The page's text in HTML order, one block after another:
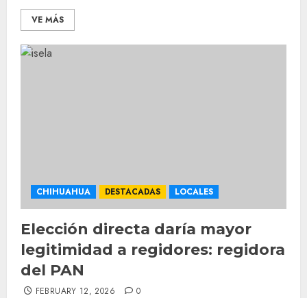
VE MÁS
CHIHUAHUA DESTACADAS LOCALES
Elección directa daría mayor
legitimidad a regidores: regidora
del PAN
FEBRUARY 12, 2026 0